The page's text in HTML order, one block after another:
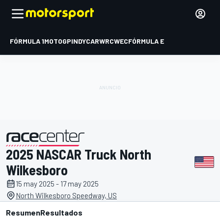
FÓRMULA 1MOTOGPINDYCARWRCWECFÓRMULA E
presentado por
2025 NASCAR Truck North
Wilkesboro
15 may 2025 - 17 may 2025
North Wilkesboro Speedway, US
ResumenResultados